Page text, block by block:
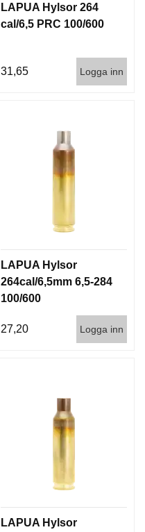
LAPUA Hylsor 264
cal/6,5 PRC 100/600
31,65 Logga inn
LAPUA Hylsor
264cal/6,5mm 6,5-284
100/600
27,20 Logga inn
LAPUA Hylsor